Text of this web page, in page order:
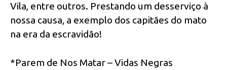
Vila, entre outros. Prestando um desserviço à
nossa causa, a exemplo dos capitães do mato
na era da escravidão!
*Parem de Nos Matar – Vidas Negras